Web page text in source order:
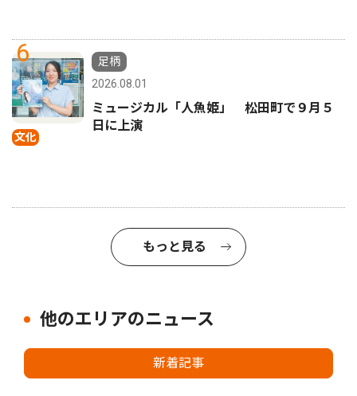
6
文化
足柄
2026.08.01
ミュージカル「人魚姫」 松田町で９月５
日に上演
もっと見る
他のエリアのニュース
新着記事